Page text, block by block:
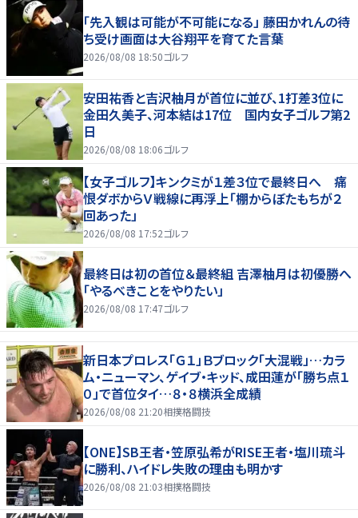
「先入観は可能が不可能になる」 藤田かれんの待
ち受け画面は大谷翔平を育てた言葉
2026/08/08 18:50ゴルフ
安田祐香と吉沢柚月が首位に並び、1打差3位に
金田久美子、河本結は17位 国内女子ゴルフ第2
日
2026/08/08 18:06ゴルフ
【女子ゴルフ】キンクミが１差３位で最終日へ 痛
恨ダボからＶ戦線に再浮上「棚からぼたもちが２
回あった」
2026/08/08 17:52ゴルフ
最終日は初の首位＆最終組 吉澤柚月は初優勝へ
「やるべきことをやりたい」
2026/08/08 17:47ゴルフ
新日本プロレス「Ｇ１」Ｂブロック「大混戦」…カラ
ム・ニューマン、ゲイブ・キッド、成田蓮が「勝ち点１
０」で首位タイ…８・８横浜全成績
2026/08/08 21:20相撲格闘技
【ONE】SB王者・笠原弘希がRISE王者・塩川琉斗
に勝利、ハイドレ失敗の理由も明かす
2026/08/08 21:03相撲格闘技